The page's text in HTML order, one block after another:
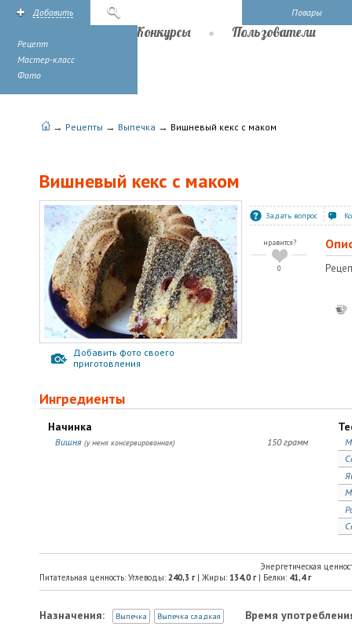
Повары
Добавить
Рецепт
Мастер-класс
Фото
Конкурсы Пользователи
→ Рецепты → Выпечка → Вишневый кекс с маком
Вишневый кекс с маком
Добавить фото своего
приготовления
Задать вопрос
нравится?
0
Ингредиенты
Начинка
150 грамм
Вишня (у меня консервированная)
Энергетическая
Питательная ценность: Углеводы: 240,3 г| Жиры: 134,0 г| Белки: 41,4г
Назначения: Выпечка Выпечка сладкая
Время